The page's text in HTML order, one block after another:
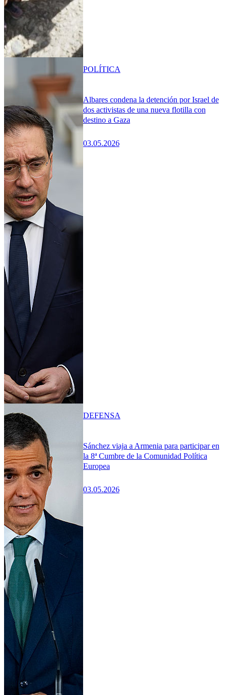
Albares condena la detención por Israel de
dos activistas de una nueva flotilla con
destino a Gaza
03.05.2026
POLÍTICA
Sánchez viaja a Armenia para participar en
la 8ª Cumbre de la Comunidad Política
Europea
03.05.2026
DEFENSA